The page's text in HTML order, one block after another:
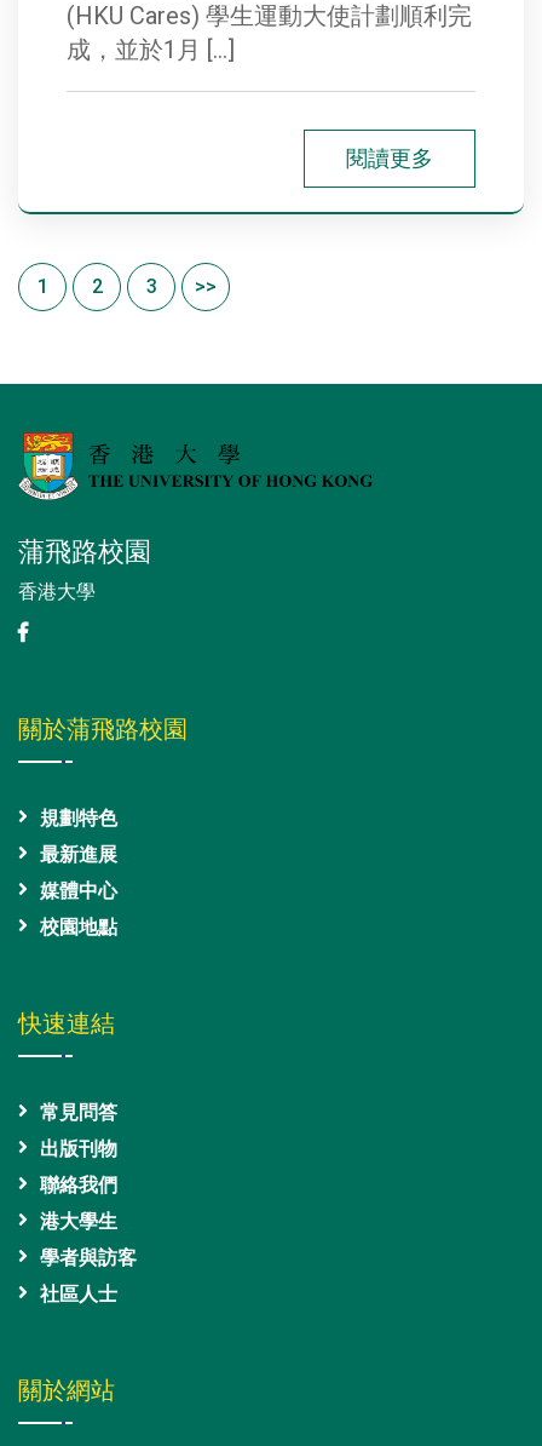
(HKU Cares) 學生運動大使計劃順利完
成，並於1月 […]
閱讀更多
1 2 3 >>
蒲飛路校園
香港大學
關於蒲飛路校園
規劃特色
最新進展
媒體中心
校園地點
快速連結
常見問答
出版刊物
聯絡我們
港大學生
學者與訪客
社區人士
關於網站